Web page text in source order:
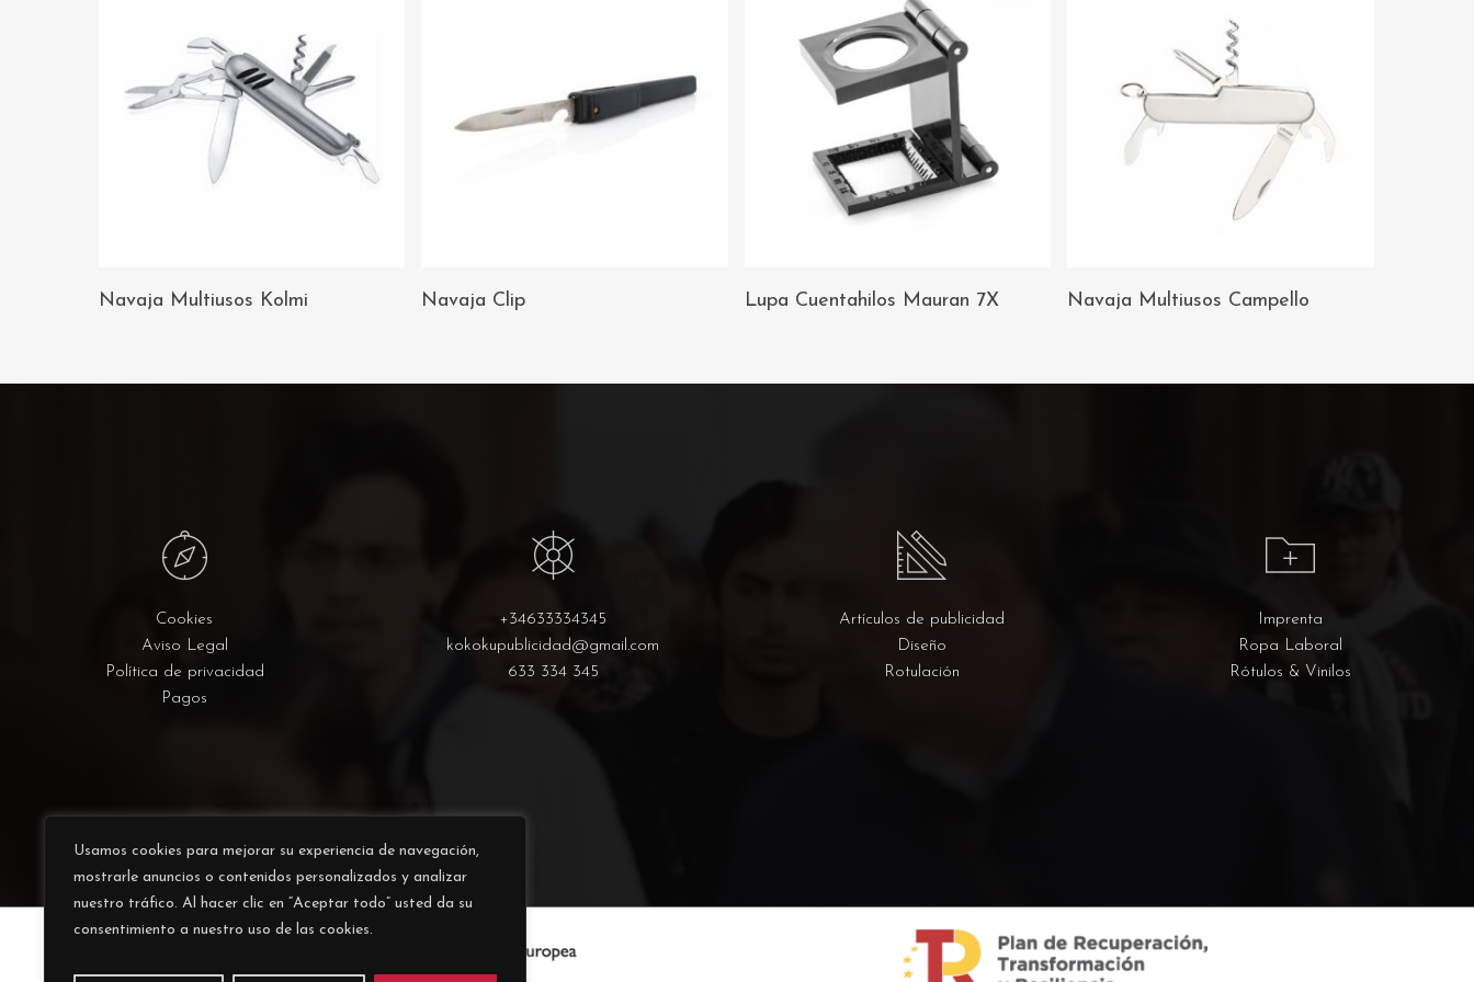
Usamos cookies para mejorar su experiencia de navegación,
mostrarle anuncios o contenidos personalizados y analizar
nuestro tráfico. Al hacer clic en “Aceptar todo” usted da su
consentimiento a nuestro uso de las cookies.
AÑADIR AL
Navaja Multiusos Kolmi Navaja Clip
AÑADIR AL
Lupa Cuentahilos Mauran 7X
AÑADIR AL
CARRITO
Navaja Multiusos Campello
Cookies
Aviso Legal
Política de privacidad
Pagos
+34633334345
kokokupublicidad@gmail.com
633 334 345
Artículos de publicidad
Diseño
Rotulación
Imprenta
Ropa Laboral
Rótulos & Vinilos